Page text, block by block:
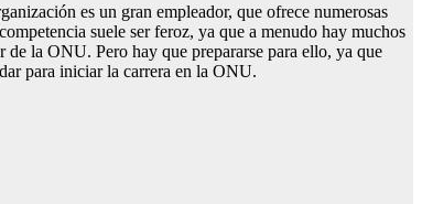
es un gran empleador, que ofrece numerosas
suele ser feroz, ya que a menudo hay muchos
de la ONU. Pero hay que prepararse para ello, ya que
para iniciar la carrera en la ONU.